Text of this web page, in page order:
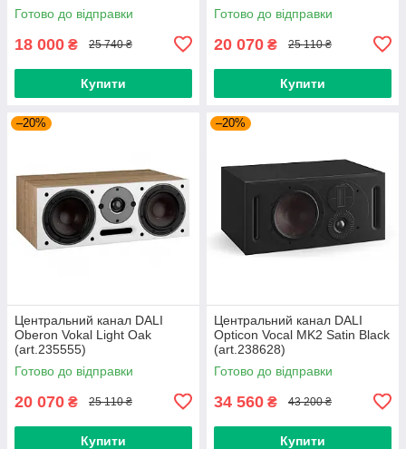
Готово до відправки
18 000 ₴ 25 740 ₴
Купити
Готово до відправки
20 070 ₴ 25 110 ₴
Купити
–20%
Центральний канал DALI
Oberon Vokal Light Oak
(art.235555)
Готово до відправки
20 070 ₴ 25 110 ₴
Купити
–20%
Центральний канал DALI
Opticon Vocal MK2 Satin Black
(art.238628)
Готово до відправки
34 560 ₴ 43 200 ₴
Купити